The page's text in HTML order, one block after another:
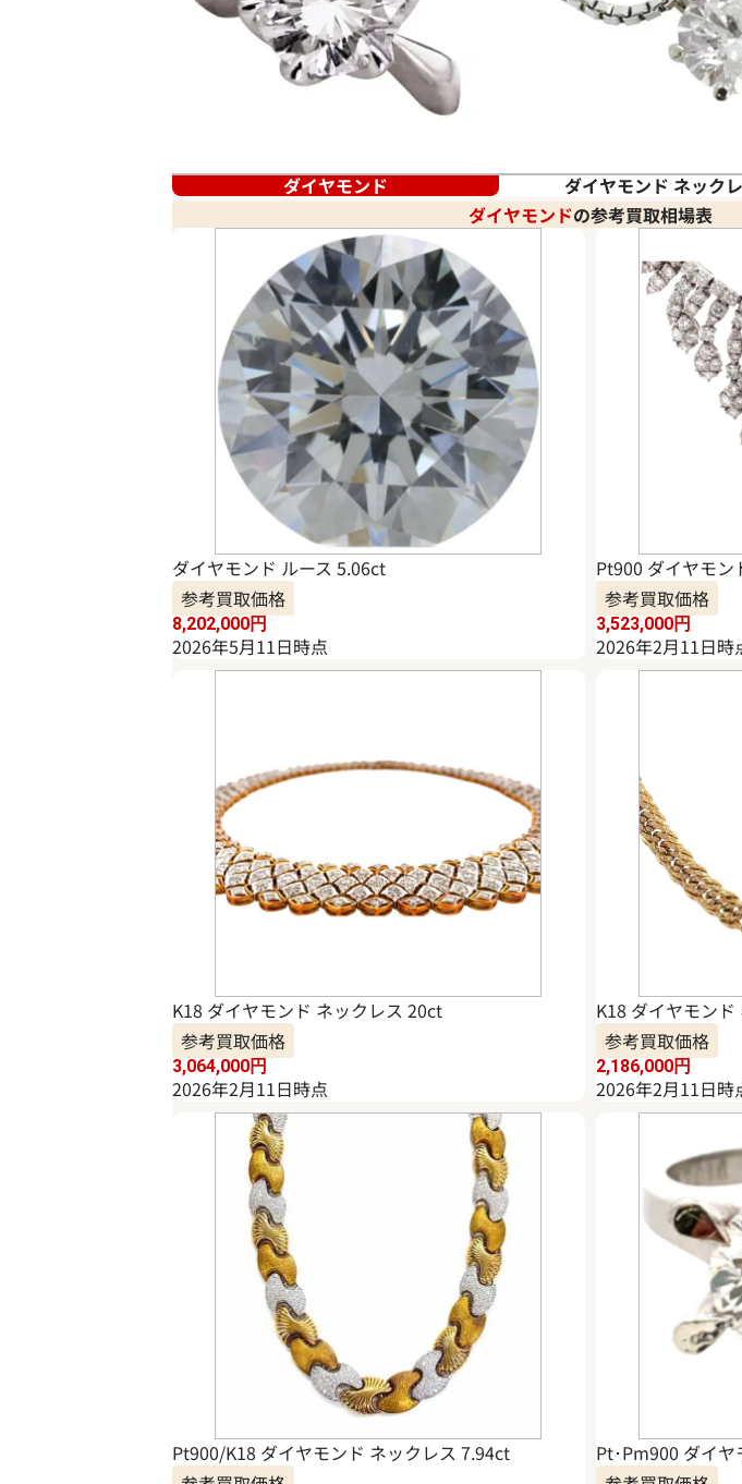
ダイヤモンド ダイヤモンド ネック
ダイヤモンドの参考買取相場表
ダイヤモンド ルース 5.06ct
参考買取価格
8,202,000円
2026年5月11日時点
Pt900 ダイヤモ
参考買取価格
3,523,000円
2026年2月11日時
K18 ダイヤモンド ネックレス 20ct
参考買取価格
3,064,000円
2026年2月11日時点
K18 ダイヤモン
参考買取価格
2,186,000円
2026年2月11日時
Pt900/K18 ダイヤモンド ネックレス 7.94ct
Pt･Pm900 ダイ